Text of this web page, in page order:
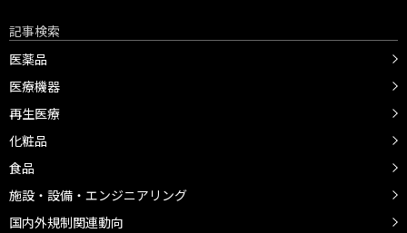
記事検索
医薬品
医療機器
再生医療
化粧品
食品
施設・設備・エンジニアリング
国内外規制関連動向